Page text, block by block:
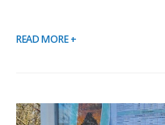
READ MORE +